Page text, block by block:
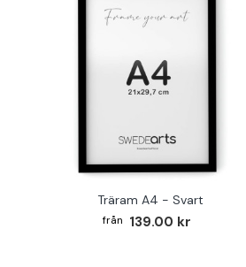
Träram A4 - Svart
139.00 kr